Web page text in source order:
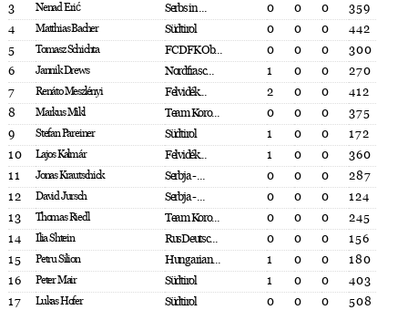
3
Nenad Erić Serbs in ... 0 0 0
359
4
Matthias Bacher Südtirol 0 0 0
442
5
Tomasz Schichta FC DFK Ob... 0 0 0
300
6
Jannik Drews Nordfrasc... 1 0 0
270
7
Renáto Meszlényi Felvidék... 2 0 0
412
8
Markus Mikl Team Koro... 0 0 0
375
9
Stefan Pareiner Südtirol 1 0 0
172
10
Lajos Kalmár Felvidék... 1 0 0
360
11
Jonas Krautschick Serbja - ... 0 0 0
287
12
David Jursch Serbja - ... 0 0 0
124
13
Thomas Riedl Team Koro... 0 0 0
245
14
Ilia Shtein RusDeutsc... 0 0 0
156
15
Petru Silion Hungarian... 1 0 0
180
16
Peter Mair Südtirol 1 0 0
403
17
Lukas Hofer Südtirol 0 0 0
508